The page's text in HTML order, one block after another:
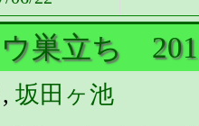
巣立ち
, 坂田ヶ池